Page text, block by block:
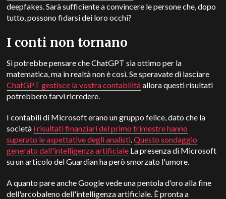
deepfakes. Sarà sufficiente a convincere le persone che, dopo
tutto, possono fidarsi dei loro occhi?
I conti non tornano
Si potrebbe pensare che ChatGPT sia ottimo per la
matematica, ma in realtà non è così. Se speravate di lasciare
ChatGPT gestisce la vostra contabilitàallora questi risultati
potrebbero farvi ricredere.
I contabili di Microsoft erano un gruppo felice, dato che la
società i risultati finanziari del primo trimestre hanno
superato le aspettative degli analisti.Questo sondaggio
generato dall'intelligenza artificiale La presenza di Microsoft
su un articolo del Guardian ha però smorzato l'umore.
A quanto pare anche Google vede una pentola d'oro alla fine
dell'arcobaleno dell'intelligenza artificiale. È pronta a